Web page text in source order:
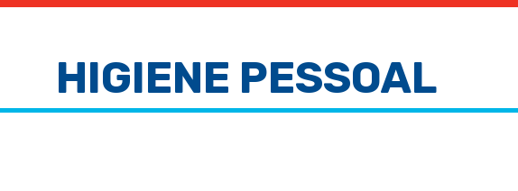
HIGIENE PESSOAL